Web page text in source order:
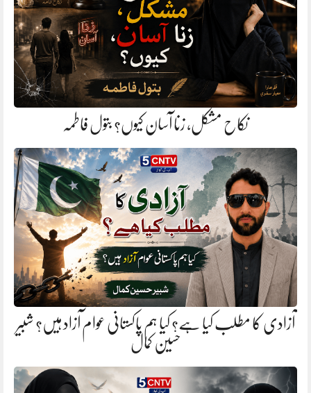
نکاح مشکل، زنا آسان کیوں؟ بتول فاطمہ
آزادی کا مطلب کیا ہے؟ کیا ہم پاکستانی عوام آزاد ہیں؟ شبیر
حسین کمال